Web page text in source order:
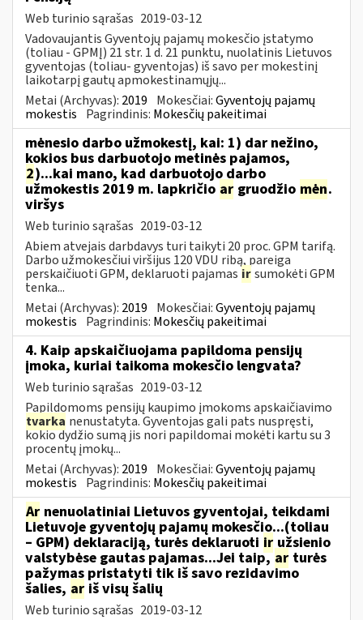
Web turinio sąrašas 2019-03-12
Vadovaujantis Gyventojų pajamų mokesčio įstatymo
(toliau - GPMĮ) 21 str. 1 d. 21 punktu, nuolatinis Lietuvos
gyventojas (toliau- gyventojas) iš savo per mokestinį
laikotarpį gautų apmokestinamųjų...
Metai (Archyvas): 2019 Mokesčiai:Gyventojų pajamų
mokestis Pagrindinis: Mokesčių pakeitimai
mėnesio darbo užmokestį, kai: 1) dar nežino,
kokios bus darbuotojo metinės pajamos,
2)...kai mano, kad darbuotojo darbo
užmokestis 2019 m. lapkričio ar gruodžio mėn.
viršys
Web turinio sąrašas 2019-03-12
Abiem atvejais darbdavys turi taikyti 20 proc. GPM tarifą.
Darbo užmokesčiui viršijus 120 VDU ribą, pareiga
perskaičiuoti GPM, deklaruoti pajamas irsumokėti GPM
tenka...
Metai (Archyvas): 2019 Mokesčiai:Gyventojų pajamų
mokestis Pagrindinis: Mokesčių pakeitimai
4. Kaip apskaičiuojama papildoma pensijų
įmoka, kuriai taikoma mokesčio lengvata?
Web turinio sąrašas 2019-03-12
Papildomoms pensijų kaupimo įmokoms apskaičiavimo
tvarka nenustatyta. Gyventojas gali pats nuspręsti,
kokio dydžio sumą jis nori papildomai mokėti kartu su 3
procentų įmokų...
Metai (Archyvas): 2019 Mokesčiai:Gyventojų pajamų
mokestis Pagrindinis: Mokesčių pakeitimai
Ar nenuolatiniai Lietuvos gyventojai, teikdami
Lietuvoje gyventojų pajamų mokesčio...(toliau
– GPM) deklaraciją, turės deklaruoti ir užsienio
valstybėse gautas pajamas...Jei taip,ar turės
pažymas pristatyti tik iš savo rezidavimo
šalies, ar iš visų šalių
Web turinio sąrašas 2019-03-12